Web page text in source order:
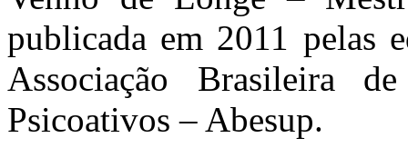
publicada em 2011 pelas
Associação Brasileira
Psicoativos – Abesup.